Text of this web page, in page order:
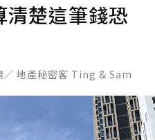
清楚這筆錢恐
／ 地產秘密客 Ting & Sam